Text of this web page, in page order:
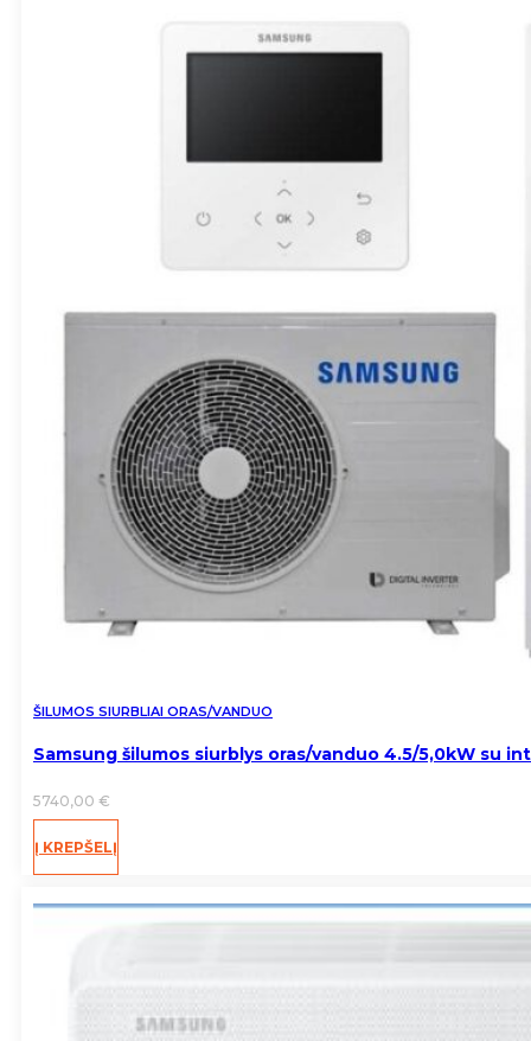
ŠILUMOS SIURBLIAI ORAS/VANDUO
Samsung šilumos siurblys oras/vanduo 4.5/5,0kW su
5740,00 €
Į KREPŠELĮ